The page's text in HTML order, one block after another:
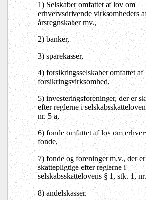
1) Selskaber omfattet af lov om
erhvervsdrivende virksomheders
årsregnskaber mv.,
2) banker,
3) sparekasser,
4) forsikringsselskaber omfattet af
forsikringsvirksomhed,
5) investeringsforeninger, der er
efter reglerne i
nr. 5 a,
6) fonde omfattet af lov om
fonde,
7) fonde og foreninger m.v., der er
skattepligtige efter reglerne i
selskabsskattelovens § 1, stk. 1,
8) andelskasser.